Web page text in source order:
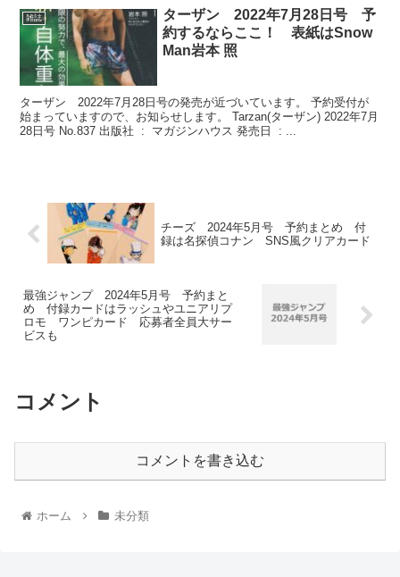
雑誌
ターザン 2022年7月28日号 予
約するならここ！ 表紙はSnow
Man岩本 照
ターザン 2022年7月28日号の発売が近づいています。 予約受付が
始まっていますので、お知らせします。 Tarzan(ターザン) 2022年7月
28日号 No.837 出版社 ‏ : ‎ マガジンハウス 発売日 ‏ : ‎...
チーズ 2024年5月号 予約まとめ 付
録は名探偵コナン SNS風クリアカード
最強ジャンプ 2024年5月号 予約まと
め 付録カードはラッシュやユニアリプ
ロモ ワンピカード 応募者全員大サー
ビスも
コメント
コメントを書き込む
ホーム 未分類